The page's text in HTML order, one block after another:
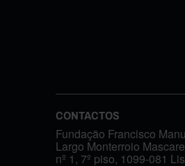
CONTACTOS
Fundação Francisco
Largo Monterroio
nº 1, 7º piso, 1099-081